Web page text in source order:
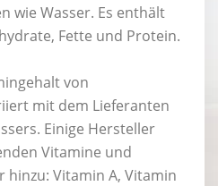
wie Wasser. Es enthält
Fette und Protein.
von
mit dem Lieferanten
Einige Hersteller
Vitamine und
hinzu: Vitamin A, Vitamin